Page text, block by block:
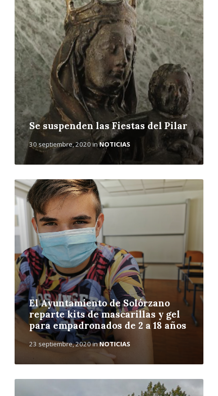
Se suspenden las Fiestas del Pilar
30 septiembre, 2020 inNOTICIAS
r
m
á
s
El Ayuntamiento de Solórzano
reparte kits de mascarillas y gel
para empadronados de 2 a 18 años
23 septiembre, 2020inNOTICIAS
L
e
e
r
m
á
L